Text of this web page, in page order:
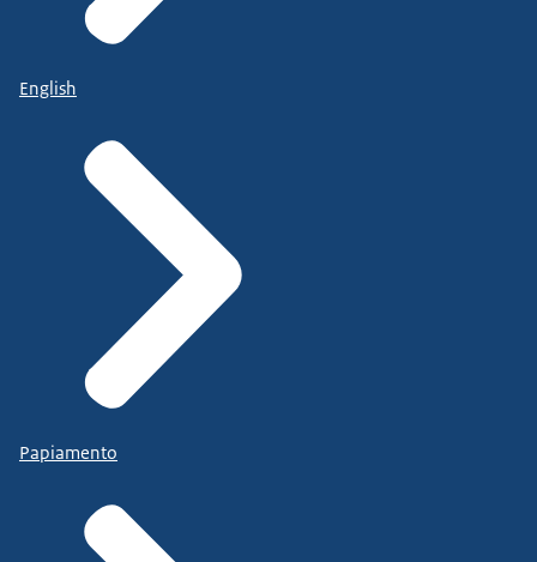
English
Papiamento